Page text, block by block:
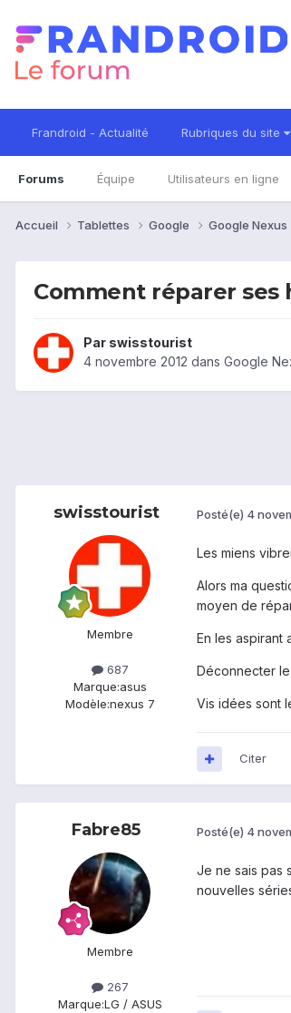
Frandroid - Actualité Rubriques du site
Forums Équipe Utilisateurs en ligne
Accueil Tablettes Google Google Nexus
Comment réparer ses
Par swisstourist
4 novembre 2012 dans Google
swisstourist
Membre
687
Marque:asus
Modèle:nexus 7
Posté(e) 4
Les miens
Alors ma
moyen de
En les aspirant
Déconnecter
Vis idées sont
Citer
Fabre85
Membre
267
Marque:LG / ASUS
Posté(e) 4
Je ne sais pas
nouvelles